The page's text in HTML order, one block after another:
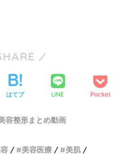
はてブ LINE Pocket
容整形まとめ動画
美容医療
美肌